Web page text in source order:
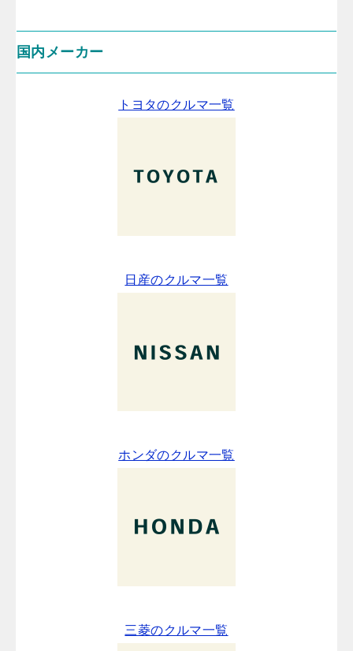
国内メーカー
トヨタのクルマ一覧
日産のクルマ一覧
ホンダのクルマ一覧
三菱のクルマ一覧